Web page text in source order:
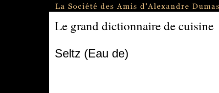
Le grand dictionnaire de cuisine
Seltz (Eau de)